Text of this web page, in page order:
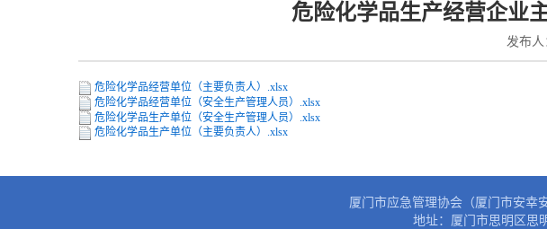
危险化学品生产经营企业
发布人
危险化学品经营单位（主要负责人）.xlsx
危险化学品经营单位（安全生产管理人员）.xlsx
危险化学品生产单位（安全生产管理人员）.xlsx
危险化学品生产单位（主要负责人）.xlsx
厦门市应急管理协会（厦门市安
地址：厦门市思明区思